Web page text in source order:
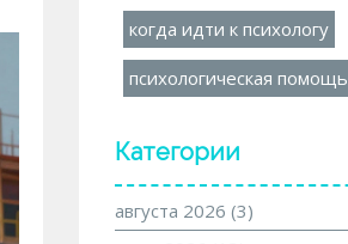
когда идти к психологу
психологическая помощь
Категории
августа 2026 (3)